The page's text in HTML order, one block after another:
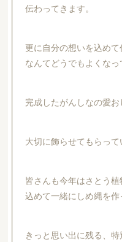
伝わってきます。
更に自分の想いを込め
なんてどうでもよくなっ
完成したがんしなの愛
大切に飾らせてもらって
皆さんも今年はさとう
込めて一緒にしめ縄を
きっと思い出に残る、